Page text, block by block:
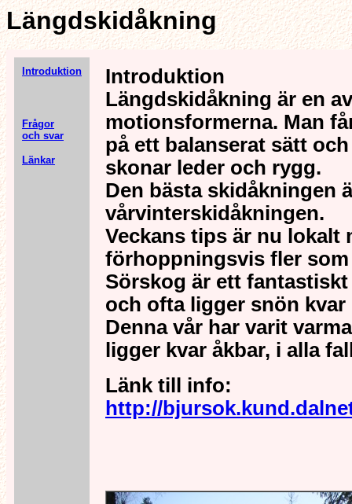
Längdskidåkning
Introduktion
Frågor
och svar
Länkar
Introduktion
Längdskidåkning är en
motionsformerna. Man
på ett balanserat sätt
skonar leder och rygg.
Den bästa skidåkningen
vårvinterskidåkningen.
Veckans tips är nu lokalt
förhoppningsvis fler
Sörskog är ett
och ofta ligger snön
Denna vår har varit
ligger kvar åkbar, i alla
Länk till info:
http://